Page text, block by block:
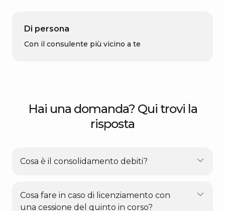
Di persona
Con il consulente più vicino a te
Hai una domanda? Qui trovi la
risposta
Cosa è il consolidamento debiti?
Cosa fare in caso di licenziamento con
una cessione del quinto in corso?